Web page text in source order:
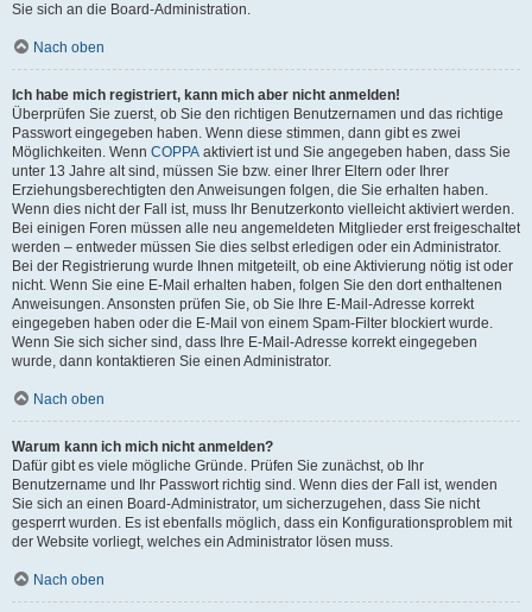
Sie sich an die Board-Administration.
Nach oben
Ich habe mich registriert, kann mich aber nicht anmelden!
Überprüfen Sie zuerst, ob Sie den richtigen Benutzernamen und das richtige
Passwort eingegeben haben. Wenn diese stimmen, dann gibt es zwei
Möglichkeiten. Wenn COPPA aktiviert ist und Sie angegeben haben, dass Sie
unter 13 Jahre alt sind, müssen Sie bzw. einer Ihrer Eltern oder Ihrer
Erziehungsberechtigten den Anweisungen folgen, die Sie erhalten haben.
Wenn dies nicht der Fall ist, muss Ihr Benutzerkonto vielleicht aktiviert werden.
Bei einigen Foren müssen alle neu angemeldeten Mitglieder erst freigeschaltet
werden – entweder müssen Sie dies selbst erledigen oder ein Administrator.
Bei der Registrierung wurde Ihnen mitgeteilt, ob eine Aktivierung nötig ist oder
nicht. Wenn Sie eine E-Mail erhalten haben, folgen Sie den dort enthaltenen
Anweisungen. Ansonsten prüfen Sie, ob Sie Ihre E-Mail-Adresse korrekt
eingegeben haben oder die E-Mail von einem Spam-Filter blockiert wurde.
Wenn Sie sich sicher sind, dass Ihre E-Mail-Adresse korrekt eingegeben
wurde, dann kontaktieren Sie einen Administrator.
Nach oben
Warum kann ich mich nicht anmelden?
Dafür gibt es viele mögliche Gründe. Prüfen Sie zunächst, ob Ihr
Benutzername und Ihr Passwort richtig sind. Wenn dies der Fall ist, wenden
Sie sich an einen Board-Administrator, um sicherzugehen, dass Sie nicht
gesperrt wurden. Es ist ebenfalls möglich, dass ein Konfigurationsproblem mit
der Website vorliegt, welches ein Administrator lösen muss.
Nach oben